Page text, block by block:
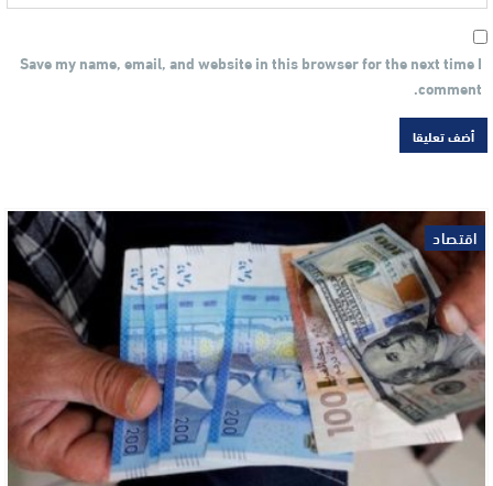
Save my name, email, and website in this browser for the next time I
comment.
اقتصاد